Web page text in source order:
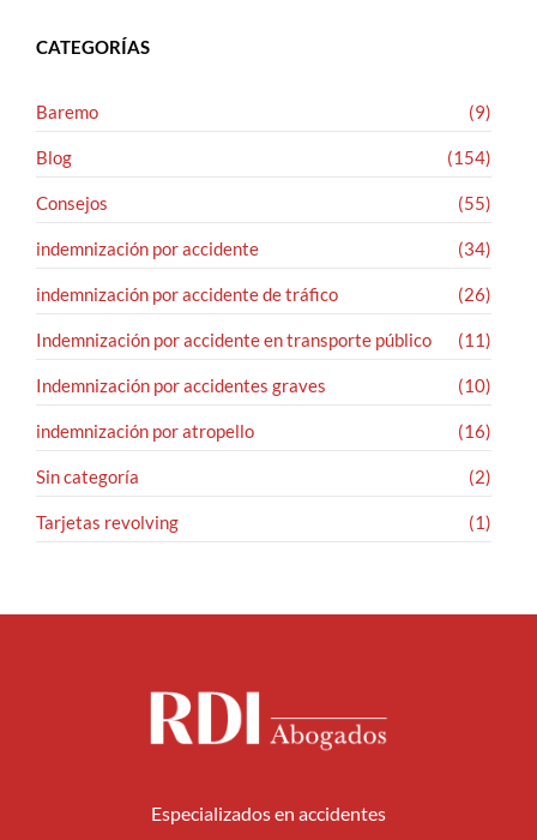
CATEGORÍAS
Baremo (9)
Blog (154)
Consejos (55)
indemnización por accidente (34)
indemnización por accidente de tráfico (26)
Indemnización por accidente en transporte público (11)
Indemnización por accidentes graves (10)
indemnización por atropello (16)
Sin categoría (2)
Tarjetas revolving (1)
Especializados en accidentes